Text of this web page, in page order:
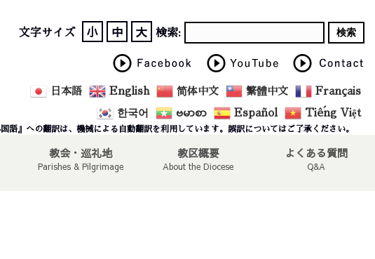
文字サイズ 小 中 大 検索:
日本語 English 简体中文 繁體中文 Français
한국어 ဗမာစာ Español Tiếng Việt
国語』への翻訳は、機械による自動翻訳を利用しています。誤訳についてはご了承ください。
教会・巡礼地
Parishes & Pilgrimage
教区概要
About the Diocese
よくある質問
Q&A